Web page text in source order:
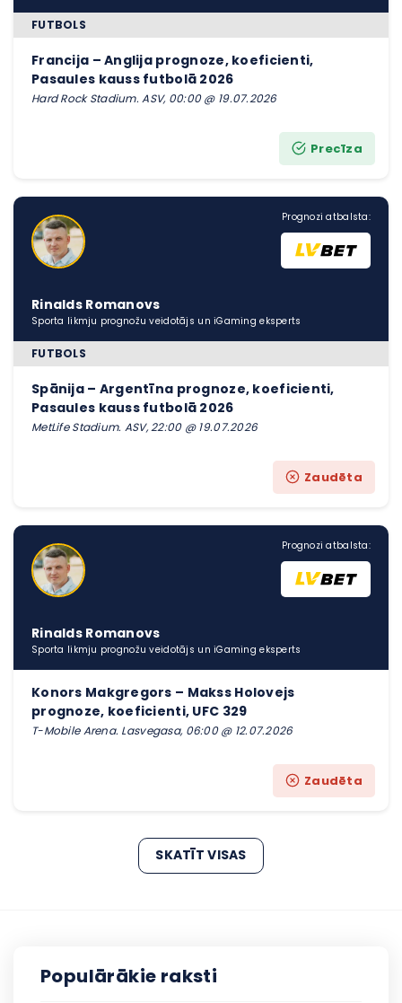
FUTBOLS
Francija – Anglija prognoze, koeficienti,
Pasaules kauss futbolā 2026
Hard Rock Stadium. ASV, 00:00 @ 19.07.2026
Precīza
Prognozi atbalsta:
Rinalds Romanovs
Sporta likmju prognožu veidotājs un iGaming eksperts
FUTBOLS
Spānija – Argentīna prognoze, koeficienti,
Pasaules kauss futbolā 2026
MetLife Stadium. ASV, 22:00 @ 19.07.2026
Zaudēta
Prognozi atbalsta:
Rinalds Romanovs
Sporta likmju prognožu veidotājs un iGaming eksperts
Konors Makgregors – Makss Holovejs
prognoze, koeficienti, UFC 329
T-Mobile Arena. Lasvegasa, 06:00 @ 12.07.2026
Zaudēta
SKATĪT VISAS
Populārākie raksti